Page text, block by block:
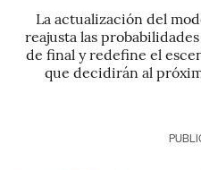
La actualización del
reajusta las
de final y redefine el
que decidirán al